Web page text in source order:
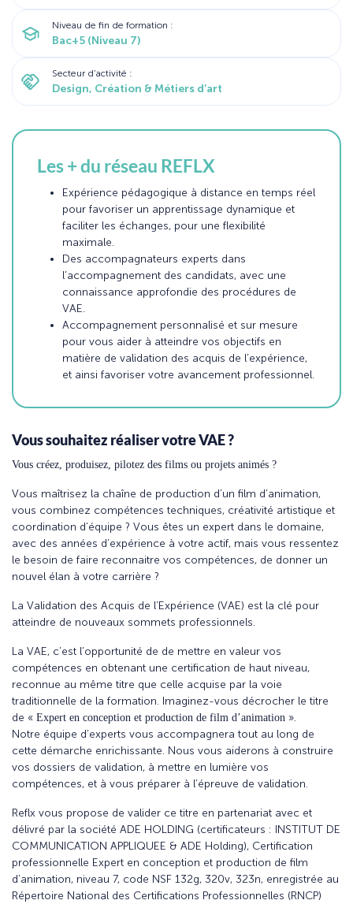
Niveau de fin de formation :
Bac+5 (Niveau 7)
Secteur d’activité :
Design, Création & Métiers d’art
Les + du réseau REFLX
Expérience pédagogique à distance en temps réel
pour favoriser un apprentissage dynamique et
faciliter les échanges, pour une flexibilité
maximale.
Des accompagnateurs experts dans
l’accompagnement des candidats, avec une
connaissance approfondie des procédures de
VAE.
Accompagnement personnalisé et sur mesure
pour vous aider à atteindre vos objectifs en
matière de validation des acquis de l’expérience,
et ainsi favoriser votre avancement professionnel.
Vous souhaitez réaliser votre VAE ?
Vous créez, produisez, pilotez des films ou projets animés ?
Vous maîtrisez la chaîne de production d’un film d’animation,
vous combinez compétences techniques, créativité artistique et
coordination d’équipe ? Vous êtes un expert dans le domaine,
avec des années d’expérience à votre actif, mais vous ressentez
le besoin de faire reconnaitre vos compétences, de donner un
nouvel élan à votre carrière ?
La Validation des Acquis de l’Expérience (VAE) est la clé pour
atteindre de nouveaux sommets professionnels.
La VAE, c’est l’opportunité de de mettre en valeur vos
compétences en obtenant une certification de haut niveau,
reconnue au même titre que celle acquise par la voie
traditionnelle de la formation. Imaginez-vous décrocher le titre
de « Expert en conception et production de film d’animation ».
Notre équipe d’experts vous accompagnera tout au long de
cette démarche enrichissante. Nous vous aiderons à construire
vos dossiers de validation, à mettre en lumière vos
compétences, et à vous préparer à l’épreuve de validation.
Reflx vous propose de valider ce titre en partenariat avec et
délivré par la société ADE HOLDING (certificateurs : INSTITUT DE
COMMUNICATION APPLIQUEE & ADE Holding), Certification
professionnelle Expert en conception et production de film
d’animation, niveau 7, code NSF 132g, 320v, 323n, enregistrée au
Répertoire National des Certifications Professionnelles (RNCP)